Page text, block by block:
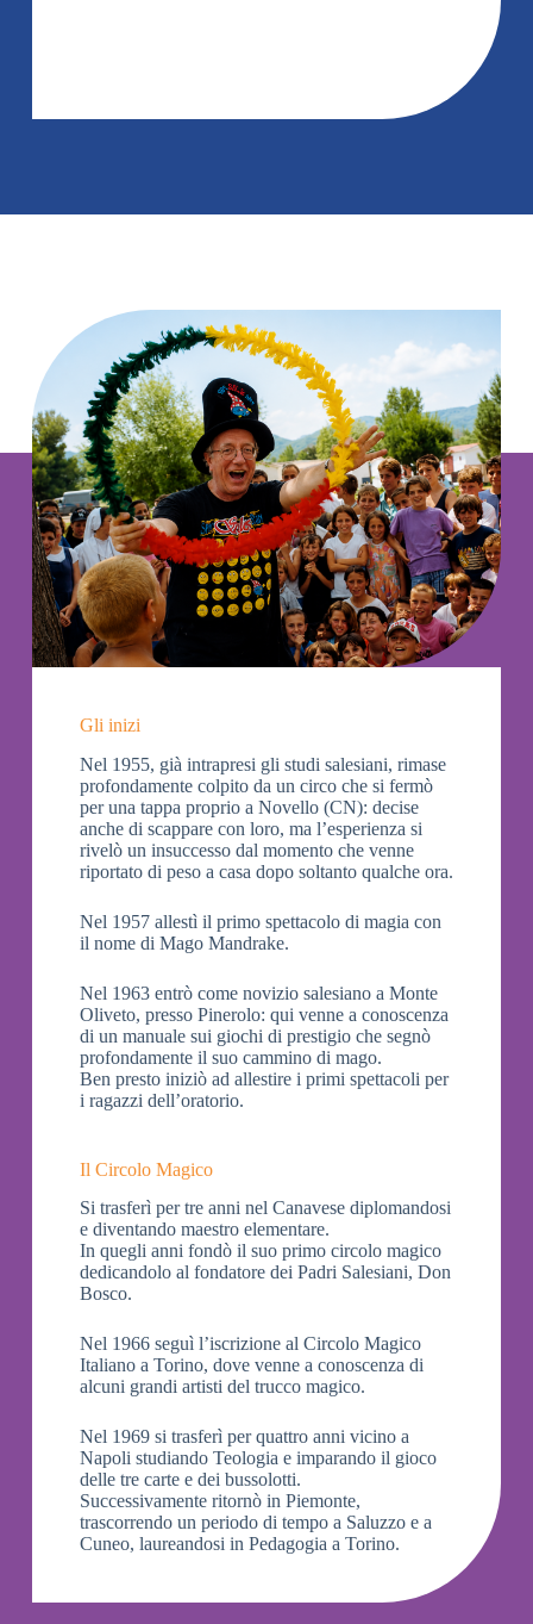
Gli inizi
Nel 1955, già intrapresi gli studi salesiani, rimase
profondamente colpito da un circo che si fermò
per una tappa proprio a Novello (CN): decise
anche di scappare con loro, ma l’esperienza si
rivelò un insuccesso dal momento che venne
riportato di peso a casa dopo soltanto qualche ora.
Nel 1957 allestì il primo spettacolo di magia con
il nome di Mago Mandrake.
Nel 1963 entrò come novizio salesiano a Monte
Oliveto, presso Pinerolo: qui venne a conoscenza
di un manuale sui giochi di prestigio che segnò
profondamente il suo cammino di mago.
Ben presto iniziò ad allestire i primi spettacoli per
i ragazzi dell’oratorio.
Il Circolo Magico
Si trasferì per tre anni nel Canavese diplomandosi
e diventando maestro elementare.
In quegli anni fondò il suo primo circolo magico
dedicandolo al fondatore dei Padri Salesiani, Don
Bosco.
Nel 1966 seguì l’iscrizione al Circolo Magico
Italiano a Torino, dove venne a conoscenza di
alcuni grandi artisti del trucco magico.
Nel 1969 si trasferì per quattro anni vicino a
Napoli studiando Teologia e imparando il gioco
delle tre carte e dei bussolotti.
Successivamente ritornò in Piemonte,
trascorrendo un periodo di tempo a Saluzzo e a
Cuneo, laureandosi in Pedagogia a Torino.